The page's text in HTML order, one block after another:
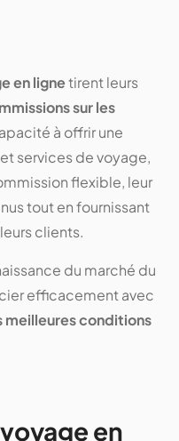
en lignetirent leurs
sur les
à offrir une
services de voyage,
flexible, leur
tout en fournissant
clients.
du marché du
efficacement avec
meilleures conditions
en